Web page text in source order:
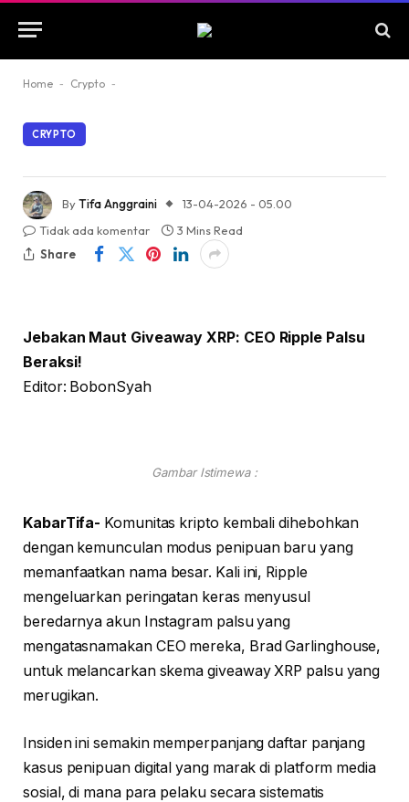
Home - Crypto -
CRYPTO
ByTifa Anggraini
13-04-2026 - 05.00
Tidak ada komentar
3 Mins Read
Share
Jebakan Maut Giveaway XRP: CEO Ripple Palsu
Beraksi!
Editor: BobonSyah
Gambar Istimewa :
KabarTifa- Komunitas kripto kembali dihebohkan
dengan kemunculan modus penipuan baru yang
memanfaatkan nama besar. Kali ini, Ripple
mengeluarkan peringatan keras menyusul
beredarnya akun Instagram palsu yang
mengatasnamakan CEO mereka, Brad Garlinghouse,
untuk melancarkan skema giveaway XRP palsu yang
merugikan.
Insiden ini semakin memperpanjang daftar panjang
kasus penipuan digital yang marak di platform media
sosial, di mana para pelaku secara sistematis